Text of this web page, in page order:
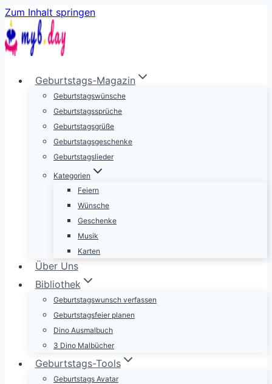
Zum Inhalt springen
Geburtstags-Magazin
Geburtstagswünsche
Geburtstagssprüche
Geburtstagsgrüße
Geburtstagsgeschenke
Geburtstagslieder
Kategorien
Feiern
Wünsche
Geschenke
Musik
Karten
Über Uns
Bibliothek
Geburtstagswunsch verfassen
Geburtstagsfeier planen
Dino Ausmalbuch
3 Dino Malbücher
Geburtstags-Tools
Geburtstags Avatar